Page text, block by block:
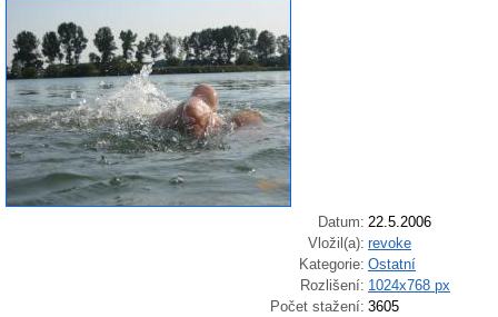
Datum: 22.5.2006
Vložil(a): revoke
Kategorie: Ostatní
Rozlišení: 1024x768 px
Počet stažení: 3605